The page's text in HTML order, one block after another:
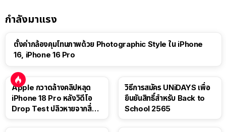
กำลังมาแรง
ตั้งค่ากล้องคุมโทนภาพด้วย Photographic Style ใน iPhone
16, iPhone 16 Pro
Apple กวาดล้างคลิปหลุด
iPhone 18 Pro หลังวิดีโอ
Drop Test ปลิวหายจากสื่อ
วิธีการสมัคร UNiDAYS เพื่อ
ยืนยันสิทธิ์สำหรับ Back to
School 2565